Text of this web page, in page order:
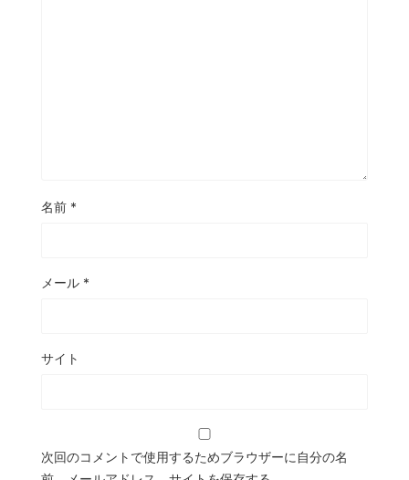
名前 *
メール *
サイト
次回のコメントで使用するためブラウザーに自分の名